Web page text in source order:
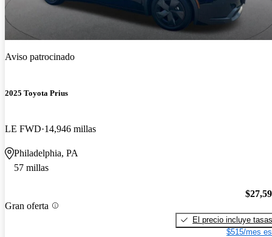
Aviso patrocinado
2025 Toyota Prius
LE FWD 14,946 millas
Philadelphia, PA
57 millas
Gran oferta
El precio incluye tasas
$515/mes